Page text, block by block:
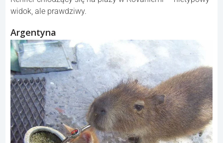
widok, ale prawdziwy.
Argentyna